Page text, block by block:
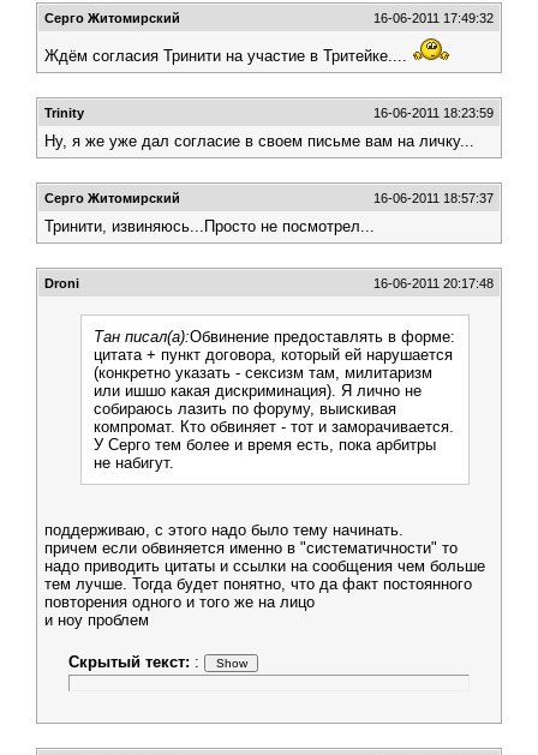
Серго Житомирский 16-06-2011 17:49:32
Ждём согласия Тринити на участие в Тритейке....
Trinity 16-06-2011 18:23:59
Ну, я же уже дал согласие в своем письме вам на личку...
Серго Житомирский 16-06-2011 18:57:37
Тринити, извиняюсь...Просто не посмотрел...
Droni 16-06-2011 20:17:48
Тан писал(а):Обвинение предоставлять в форме:
цитата + пункт договора, который ей нарушается
(конкретно указать - сексизм там, милитаризм
или ишшо какая дискриминация). Я лично не
собираюсь лазить по форуму, выискивая
компромат. Кто обвиняет - тот и заморачивается.
У Серго тем более и время есть, пока арбитры
не набигут.
поддерживаю, с этого надо было тему начинать.
причем если обвиняется именно в "систематичности" то
надо приводить цитаты и ссылки на сообщения чем больше
тем лучше. Тогда будет понятно, что да факт постоянного
повторения одного и того же на лицо
и ноу проблем
Скрытый текст: :